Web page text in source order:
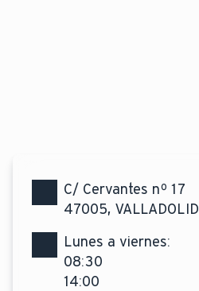
C/ Cervantes nº 17
47005, VALLADOLID
Lunes a viernes:
08:30
14:00